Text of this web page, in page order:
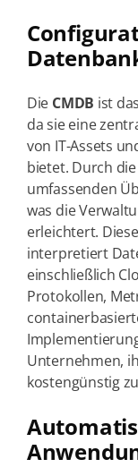
Die CMDB ist
da sie eine
von IT-Assets
bietet. Durch die
umfassenden
was die
erleichtert.
interpretiert
einschließlich
Protokollen,
Unternehmen,
kostengünstig